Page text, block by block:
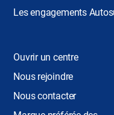
Les engagements
Ouvrir un centre
Nous rejoindre
Nous contacter